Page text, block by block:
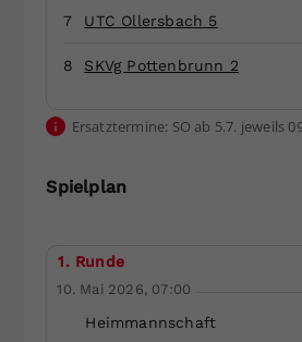
7 UTC Ollersbach 5
8 SKVg Pottenbrunn 2
Ersatztermine: SO ab 5.7. jeweils
Spielplan
1. Runde
10. Mai 2026, 07:00
Heimmannschaft
Dieser Wert
zufällig generierte
vorgenommen